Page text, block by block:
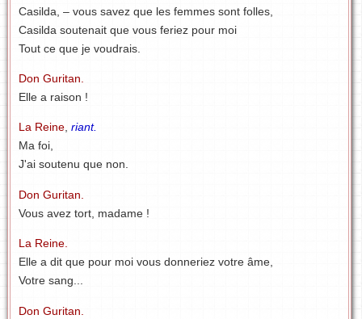
Casilda, – vous savez que les femmes sont folles,
Casilda soutenait que vous feriez pour moi
Tout ce que je voudrais.
Don Guritan.
Elle a raison !
La Reine, riant.
Ma foi,
J'ai soutenu que non.
Don Guritan.
Vous avez tort, madame !
La Reine.
Elle a dit que pour moi vous donneriez votre âme,
Votre sang...
Don Guritan.